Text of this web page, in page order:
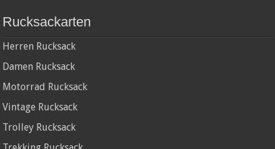
Rucksackarten
Herren Rucksack
Damen Rucksack
Motorrad Rucksack
Vintage Rucksack
Trolley Rucksack